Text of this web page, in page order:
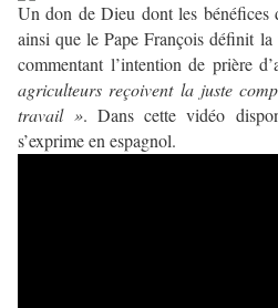
Un don de Dieu dont les bénéfices
ainsi que le Pape François définit la
commentant l’intention de prière
agriculteurs reçoivent la juste
travail ». Dans cette vidéo
s’exprime en espagnol.